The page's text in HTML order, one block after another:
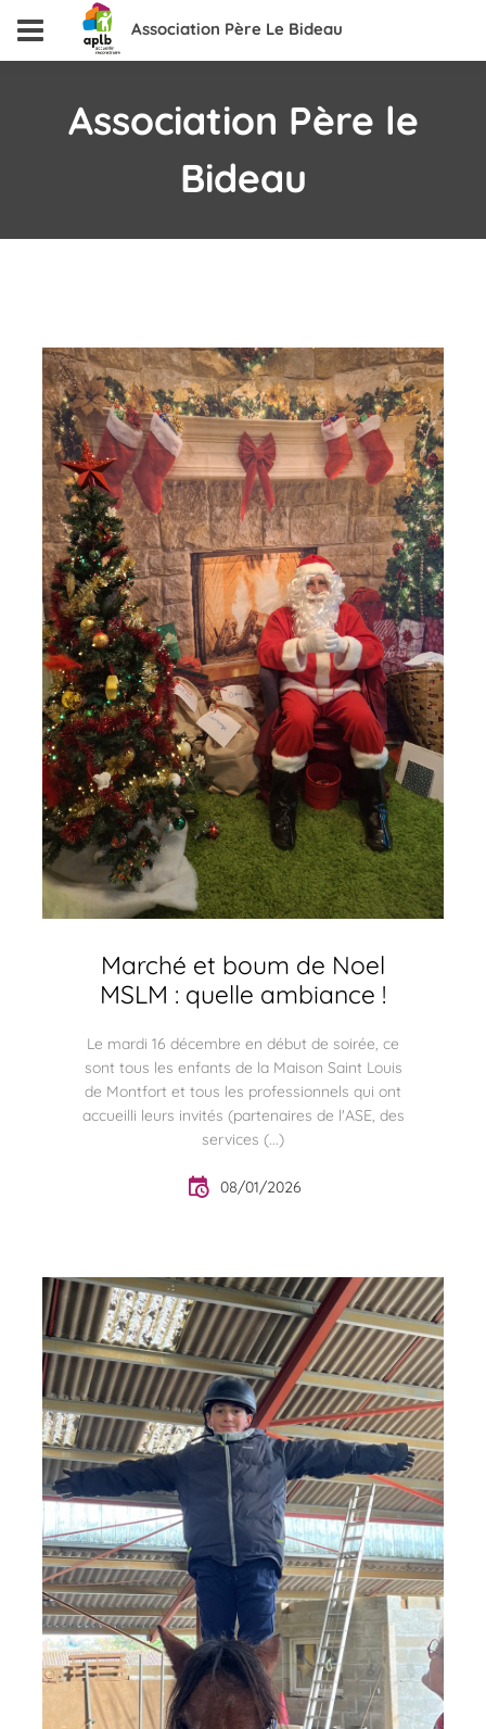
Association Père Le Bideau
Association Père le
Bideau
Marché et boum de Noel
MSLM : quelle ambiance !
Le mardi 16 décembre en début de soirée, ce
sont tous les enfants de la Maison Saint Louis
de Montfort et tous les professionnels qui ont
accueilli leurs invités (partenaires de l'ASE, des
services (...)
08/01/2026